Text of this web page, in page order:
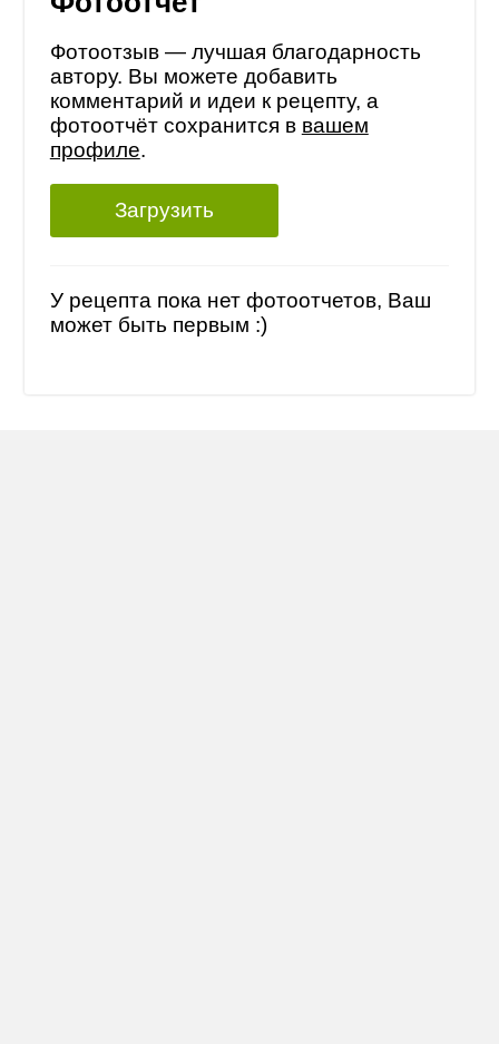
Фотоотзыв — лучшая благодарность
автору. Вы можете добавить
комментарий и идеи к рецепту, а
фотоотчёт сохранится в вашем
профиле.
Загрузить
У рецепта пока нет фотоотчетов, Ваш
может быть первым :)